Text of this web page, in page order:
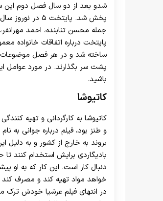
جمله محسن تنابنده، احمد
ساخته شد و در هر فصل موضوعات
پشت سر بگذارند. در مورد عوامل
باشید.
کاتیوشا
کاتیوشا به کارگردانی و تهیه
و طنز بود، فیلم درباره جوانی به
بروند به خارج از کشور و به دلیل
بادیگاردی برایش استخدام کنند
دنبال کار است. این کار که به او
خواهد مواد تهیه کند و مصرف
در انتهای فیلم عرشیا خودش ترک